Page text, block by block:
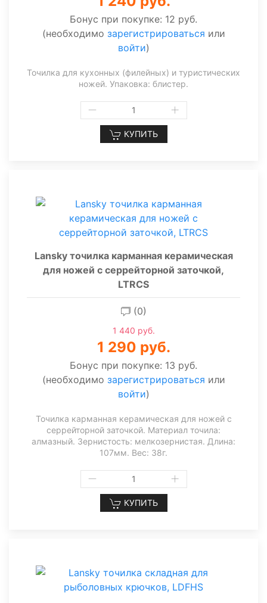
Бонус при покупке: 12 руб.
(необходимо зарегистрироваться или
войти)
Точилка для кухонных (филейных) и туристических
ножей. Упаковка: блистер.
КУПИТЬ
Lansky точилка карманная керамическая
для ножей с серрейторной заточкой,
LTRCS
(0)
1 440 руб.
1 290 руб.
Бонус при покупке: 13 руб.
(необходимо зарегистрироваться или
войти)
Точилка карманная керамическая для ножей с
серрейторной заточкой. Материал точила:
алмазный. Зернистость: мелкозернистая. Длина:
107мм. Вес: 38г.
КУПИТЬ